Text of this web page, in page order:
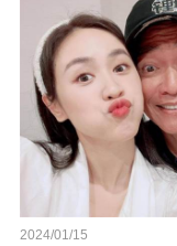
2024/01/15